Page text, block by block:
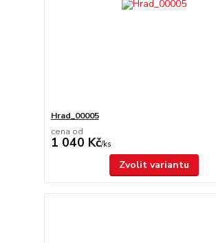
Hrad_00005
cena od
1 040 Kč/ks
Zvolit variantu